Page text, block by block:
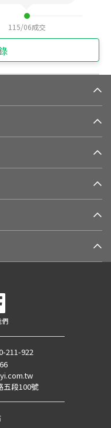
115/06成交
們
211-922
五段100號